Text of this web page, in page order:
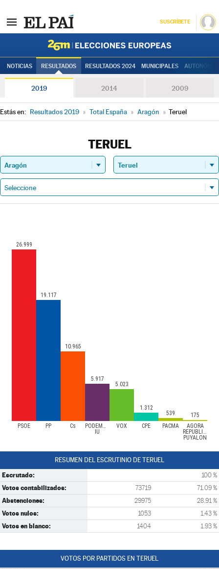
SUSCRÍBETE
NOTICIAS RESULTADOS RESULTADOS 2024 MUNICIPALES
2019 2014 2009
Estás en: Resultados 2019 » Total España » Aragón » Teruel
TERUEL
PSOE PP Cs
PODEMOS-
IU
VOX CPE PACMA
AGORA
REPUBLICAS-
PUYALON
26.999
19.117
10.965
5.917
5.023
1.312
539 175
RESUMEN DEL ESCRUTINIO DE TERUEL
Escrutado: 100 %
Votos contabilizados: 73719 71.09 %
Abstenciones: 29975 28.91 %
Votos nulos: 1053 1.43 %
Votos en blanco: 1404 1.93 %
VOTOS POR PARTIDOS EN TERUEL